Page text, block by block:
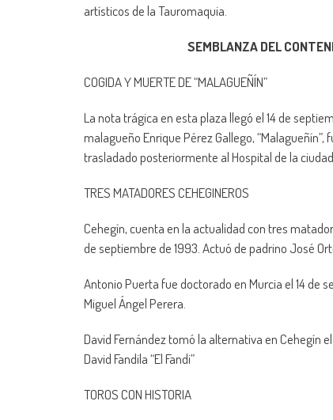
artísticos de la Tauromaquia.
SEMBLANZA DEL
COGIDA Y MUERTE DE “MALAGUEÑÍN”
La nota trágica en esta plaza llegó el 14 de
malagueño Enrique Pérez Gallego,
trasladado posteriormente al Hospital de la
TRES MATADORES CEHEGINEROS
Cehegín, cuenta en la actualidad con tres
de septiembre de 1993. Actuó de padrino José
Antonio Puerta fue doctorado en Murcia el 14 de
Miguel Ángel Perera.
David Fernández tomó la alternativa en Cehegín
David Fandila “El Fandi”
TOROS CON HISTORIA